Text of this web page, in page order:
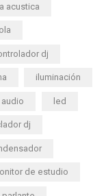
acustica
dj
iluminación
led
dj
de estudio